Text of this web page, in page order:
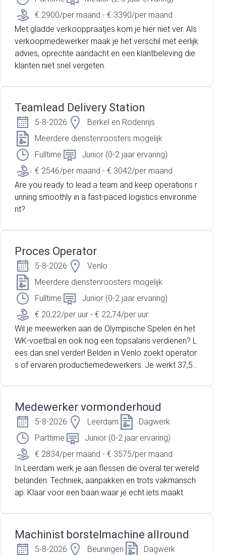
€ 2900/per maand - € 3390/per maand
Met gladde verkooppraatjes kom je hier niet ver. Als
verkoopmedewerker maak je het verschil met eerlijk
advies, oprechte aandacht en een klantbeleving die
klanten niet snel vergeten.
Teamlead Delivery Station
5-8-2026
Berkel en Rodenrijs
Meerdere dienstenroosters mogelijk
Fulltime
Junior (0-2 jaar ervaring)
€ 2546/per maand - € 3042/per maand
Are you ready to lead a team and keep operations r
unning smoothly in a fast-paced logistics environme
nt?
Proces Operator
5-8-2026
Venlo
Meerdere dienstenroosters mogelijk
Fulltime
Junior (0-2 jaar ervaring)
€ 20,22/per uur - € 22,74/per uur
Wil je meewerken aan de Olympische Spelen én het
WK-voetbal en ook nog een topsalaris verdienen? L
ees dan snel verder! Belden in Venlo zoekt operator
s of ervaren productiemedewerkers. Je werkt 37,5 u
ine helemaal eigen te maken. Ook heeft Belden onla
ngs de Great Place To Work-award gewonnen wat
aangeeft hoe betrokken het bedrijf is naar haar eige
n medewerkers. Belden is een Amerikaans bedrijf e
n produceert kabels (o.a. glasvezel- en coaxkabels)
t.b.v. communicatie voor grote evenementen wereld
wijd. In deze video vind je meer informatie over de
functie van Proces Operator bij Belden Wire & Cable.
Medewerker vormonderhoud
5-8-2026 Leerdam
Dagwerk
Parttime
Junior (0-2 jaar ervaring)
€ 2834/per maand - € 3575/per maand
In Leerdam werk je aan flessen die overal ter wereld
belanden. Techniek, aanpakken en trots vakmansch
ap. Klaar voor een baan waar je echt iets maakt.
Machinist borstelmachine allround
5-8-2026 Beuningen
Dagwerk